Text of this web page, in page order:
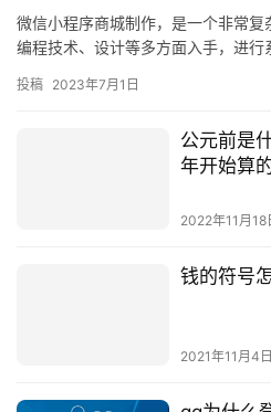
微信小程序商城制作，是一个非常复
编程技术、设计等多方面入手，进行
小程序…
投稿 2023年7月1日
公元前是
年开始算
2022年11月18
钱的符号
qq为什么